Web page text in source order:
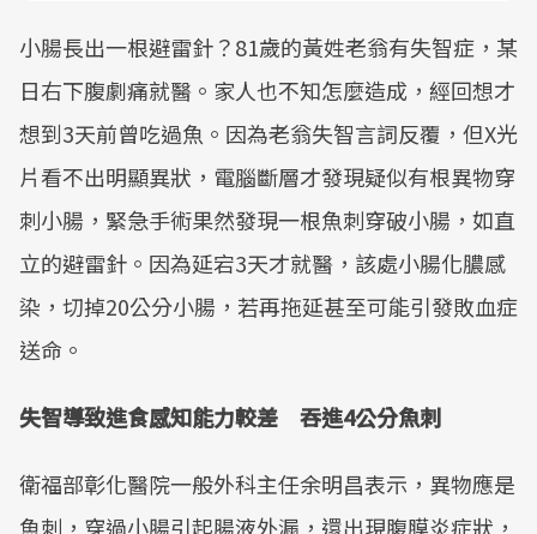
小腸長出一根避雷針？81歲的黃姓老翁有失智症，某
日右下腹劇痛就醫。家人也不知怎麼造成，經回想才
想到3天前曾吃過魚。因為老翁失智言詞反覆，但X光
片看不出明顯異狀，電腦斷層才發現疑似有根異物穿
刺小腸，緊急手術果然發現一根魚刺穿破小腸，如直
立的避雷針。因為延宕3天才就醫，該處小腸化膿感
染，切掉20公分小腸，若再拖延甚至可能引發敗血症
送命。
失智導致進食感知能力較差 吞進4公分魚刺
衛福部彰化醫院一般外科主任余明昌表示，異物應是
魚刺，穿過小腸引起腸液外漏，還出現腹膜炎症狀，